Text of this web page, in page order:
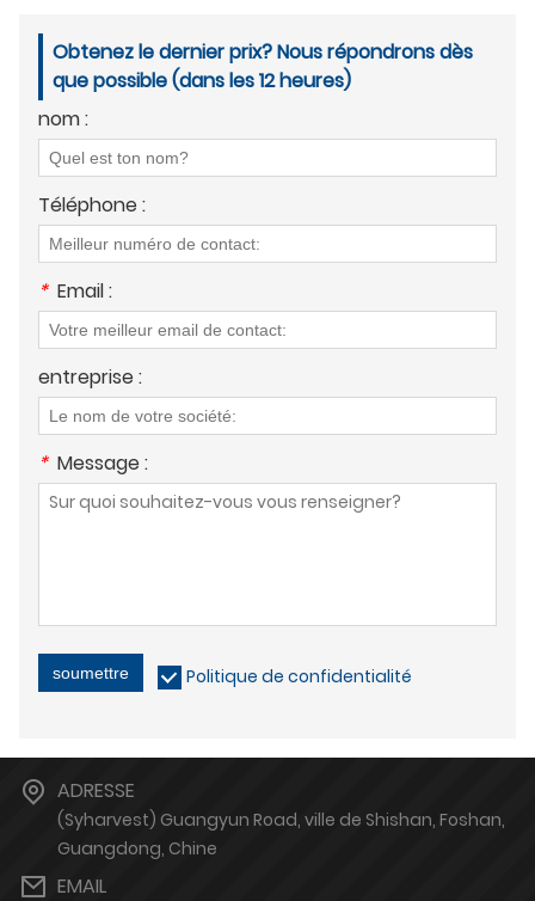
Obtenez le dernier prix? Nous répondrons dès
que possible (dans les 12 heures)
nom :
Téléphone :
* Email :
entreprise :
* Message :
soumettre Politique de confidentialité
ADRESSE
(Syharvest) Guangyun Road, ville de Shishan, Foshan,
Guangdong, Chine
EMAIL